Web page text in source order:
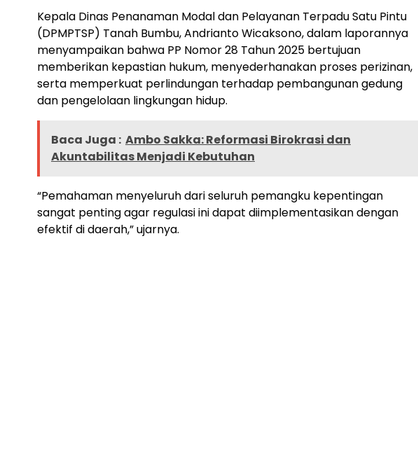
Kepala Dinas Penanaman Modal dan Pelayanan Terpadu Satu Pintu
(DPMPTSP) Tanah Bumbu, Andrianto Wicaksono, dalam laporannya
menyampaikan bahwa PP Nomor 28 Tahun 2025 bertujuan
memberikan kepastian hukum, menyederhanakan proses perizinan,
serta memperkuat perlindungan terhadap pembangunan gedung
dan pengelolaan lingkungan hidup.
Baca Juga : Ambo Sakka: Reformasi Birokrasi dan
Akuntabilitas Menjadi Kebutuhan
“Pemahaman menyeluruh dari seluruh pemangku kepentingan
sangat penting agar regulasi ini dapat diimplementasikan dengan
efektif di daerah,” ujarnya.